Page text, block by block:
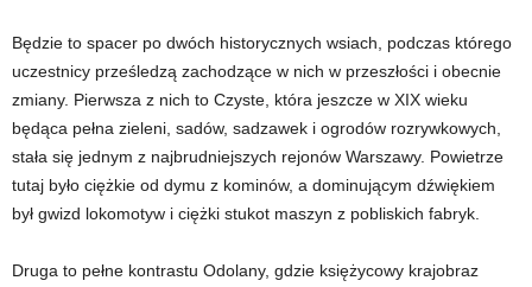
Będzie to spacer po dwóch historycznych wsiach, podczas którego
uczestnicy prześledzą zachodzące w nich w przeszłości i obecnie
zmiany. Pierwsza z nich to Czyste, która jeszcze w XIX wieku
będąca pełna zieleni, sadów, sadzawek i ogrodów rozrywkowych,
stała się jednym z najbrudniejszych rejonów Warszawy. Powietrze
tutaj było ciężkie od dymu z kominów, a dominującym dźwiękiem
był gwizd lokomotyw i ciężki stukot maszyn z pobliskich fabryk.
Druga to pełne kontrastu Odolany, gdzie księżycowy krajobraz